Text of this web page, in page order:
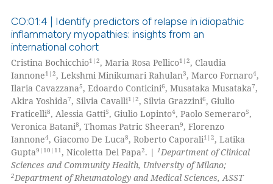
Citing Publications
Supporting
Mentioning
Contrasting
how this article has been
CO:01:4 | Identify predictors of relapse in idiopathic
inflammatory myopathies: insights from an
international cohort
Cristina Bochicchio1|2, Maria Rosa Pellico1|2, Claudia
Iannone1|2, Lekshmi Minikumari Rahulan3, Marco Fornaro4,
Ilaria Cavazzana5, Edoardo Conticini6, Musataka Musataka7,
Akira Yoshida7, Silvia Cavalli1|2, Silvia Grazzini6, Giulio
Fraticelli8, Alessia Gatti5, Giulio Lopinto4, Paolo Semeraro5,
Veronica Batani8, Thomas Patric Sheeran9, Florenzo
Iannone4, Giacomo De Luca8, Roberto Caporali1|2, Latika
Gupta9|10|11 , Nicoletta Del Papa2. | 1 Department of Clinical
Sciences and Community Health, University of Milano;
2Department of Rheumatology and Medical Sciences, ASST